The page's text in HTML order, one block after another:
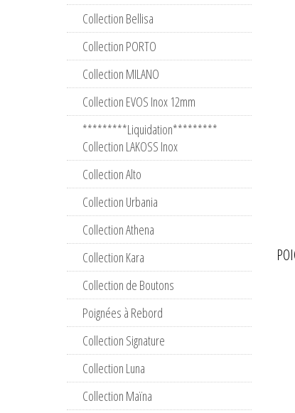
Collection Bellisa
Collection PORTO
Collection MILANO
Collection EVOS Inox 12mm
*********Liquidation*********
Collection LAKOSS Inox
Collection Alto
Collection Urbania
Collection Athena
Collection Kara
Collection de Boutons
Poignées à Rebord
Collection Signature
Collection Luna
Collection Maïna